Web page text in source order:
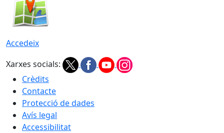
Accedeix
Xarxes socials:
Crèdits
Contacte
Protecció de dades
Avís legal
Accessibilitat